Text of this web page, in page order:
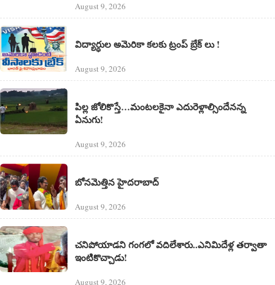
August 9, 2026
విద్యార్ధుల అమెరికా కలకు ట్రంప్ బ్రేక్ లు !
August 9, 2026
పిల్ల జోలికొస్తే…మంటలకైనా ఎదురెళ్లాల్సిందేనన్న
ఏనుగు!
August 9, 2026
బోనమెత్తిన హైదరాబాద్
August 9, 2026
చనిపోయాడని గంగలో వదిలేశారు..ఎనిమిదేళ్ల తర్వాతా
ఇంటికొచ్చాడు!
August 9, 2026